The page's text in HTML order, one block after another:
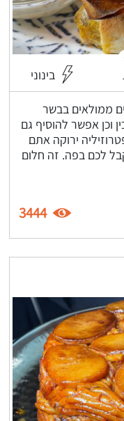
בינוני
ממולאים בבשר
וכן אפשר להוסיף גם
ירוקה אתם
לכם בפה. זה חלום
3444